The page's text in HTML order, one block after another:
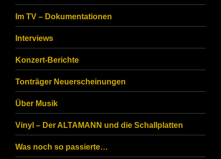
ensure
that
you
are
human.
Im TV – Dokumentationen
Interviews
Konzert-Berichte
Tonträger Neuerscheinungen
Über Musik
Vinyl – Der ALTAMANN und die Schallplatten
Was noch so passierte…